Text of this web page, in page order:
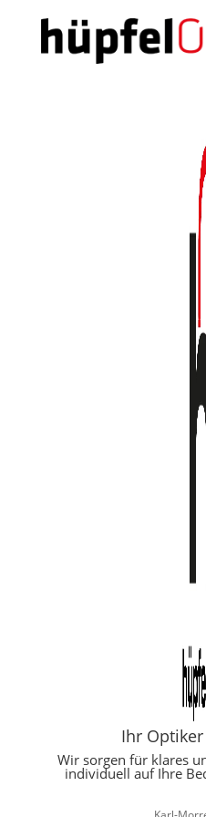
Ihr
Wir sorgen für klares
individuell auf Ihre